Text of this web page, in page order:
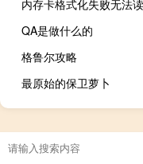
QA是做什么的
格鲁尔攻略
最原始的保卫萝卜